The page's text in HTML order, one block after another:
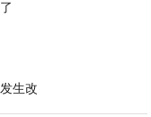
生改